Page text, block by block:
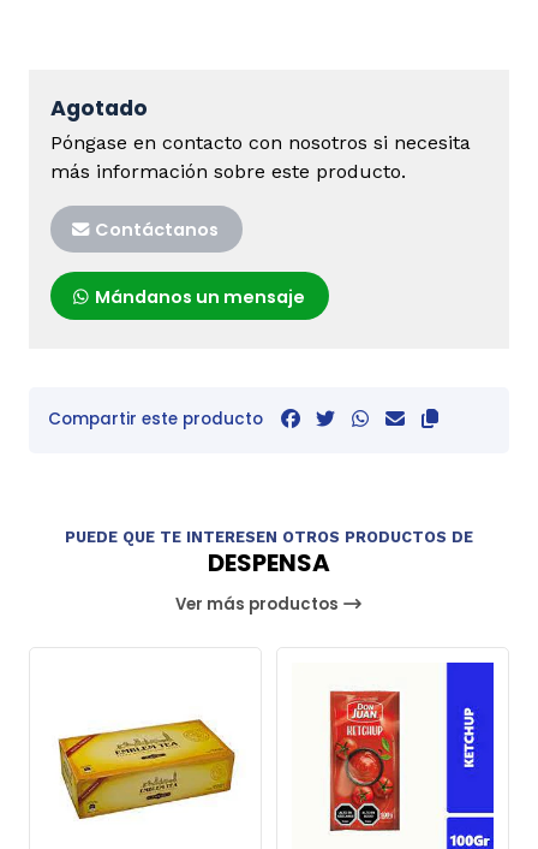
Agotado
Póngase en contacto con nosotros si necesita
más información sobre este producto.
Contáctanos
Mándanos un mensaje
Compartir este producto
PUEDE QUE TE INTERESEN OTROS PRODUCTOS DE
DESPENSA
Ver más productos